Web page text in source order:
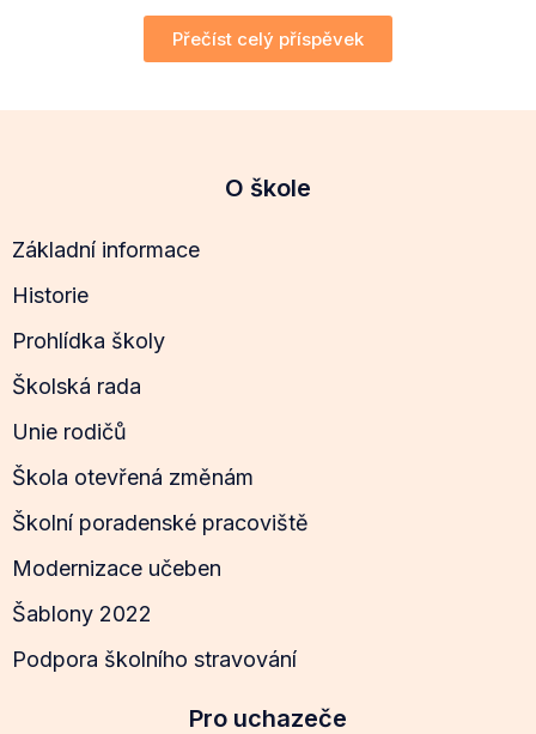
Přečíst celý příspěvek
O škole
Základní informace
Historie
Prohlídka školy
Školská rada
Unie rodičů
Škola otevřená změnám
Školní poradenské pracoviště
Modernizace učeben
Šablony 2022
Podpora školního stravování
Pro uchazeče